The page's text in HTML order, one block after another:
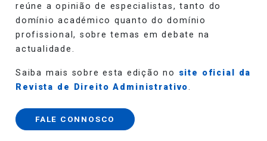
reúne a opinião de especialistas, tanto do
domínio académico quanto do domínio
profissional, sobre temas em debate na
actualidade.
Saiba mais sobre esta edição no site oficial da
Revista de Direito Administrativo
FALE CONNOSCO